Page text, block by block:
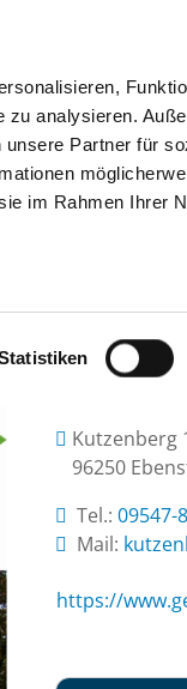
zu analysieren.
Partner für
im Rahmen Ihrer
TIPPS & HILFE
Kutzenberg
96250
Tel.: 09547-
Mail:
https://